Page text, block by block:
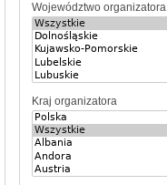
Województwo organizatora
Kraj organizatora